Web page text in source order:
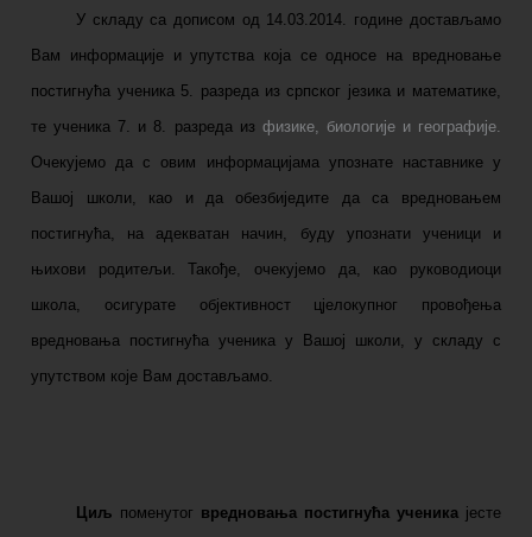
У складу са дописом од 14.03.2014. године достављамо
Вам информације и упутства која се односе на вредновање
постигнућа ученика 5. разреда из српског језика и математике,
те ученика 7. и 8. разреда из физике, биологије и географије.
Очекујемо да с овим информацијама упознате наставнике у
Вашој школи, као и да обезбиједите да са вредновањем
постигнућа, на адекватан начин, буду упознати ученици и
њихови родитељи. Такође, очекујемо да, као руководиоци
школа, осигурате објективност цјелокупног провођења
вредновања постигнућа ученика у Вашој школи, у складу с
упутством које Вам достављамо.
Циљ поменутог вредновања постигнућа ученикајесте